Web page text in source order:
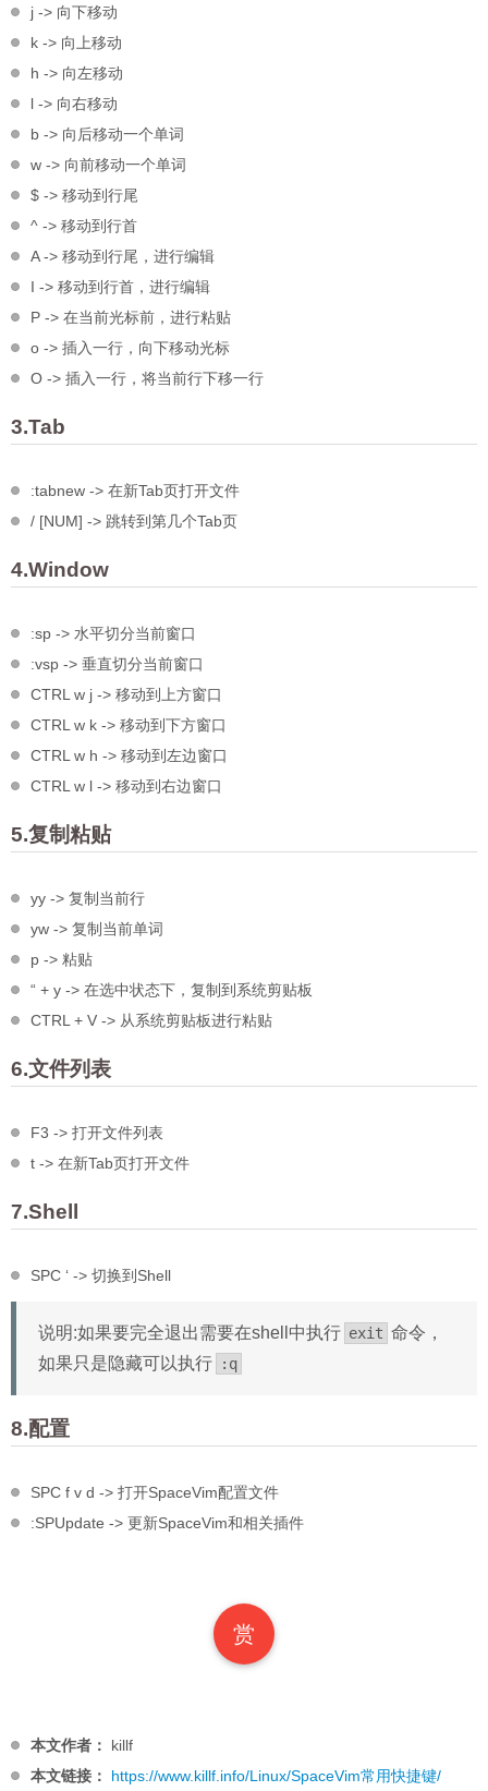
j -> 向下移动
k -> 向上移动
h -> 向左移动
l -> 向右移动
b -> 向后移动一个单词
w -> 向前移动一个单词
$ -> 移动到行尾
^ -> 移动到行首
A -> 移动到行尾，进行编辑
I -> 移动到行首，进行编辑
P -> 在当前光标前，进行粘贴
o -> 插入一行，向下移动光标
O -> 插入一行，将当前行下移一行
3.Tab
:tabnew -> 在新Tab页打开文件
/ [NUM] -> 跳转到第几个Tab页
4.Window
:sp -> 水平切分当前窗口
:vsp -> 垂直切分当前窗口
CTRL w j -> 移动到上方窗口
CTRL w k -> 移动到下方窗口
CTRL w h -> 移动到左边窗口
CTRL w l -> 移动到右边窗口
5.复制粘贴
yy -> 复制当前行
yw -> 复制当前单词
p -> 粘贴
“ + y -> 在选中状态下，复制到系统剪贴板
CTRL + V -> 从系统剪贴板进行粘贴
6.文件列表
F3 -> 打开文件列表
t -> 在新Tab页打开文件
7.Shell
SPC ‘ -> 切换到Shell
说明:如果要完全退出需要在shell中执行 exit 命令，
如果只是隐藏可以执行
:q
8.配置
SPC f v d -> 打开SpaceVim配置文件
:SPUpdate -> 更新SpaceVim和相关插件
赏
本文作者：
killf
本文链接：
https://www.killf.info/Linux/SpaceVim常用快捷键/